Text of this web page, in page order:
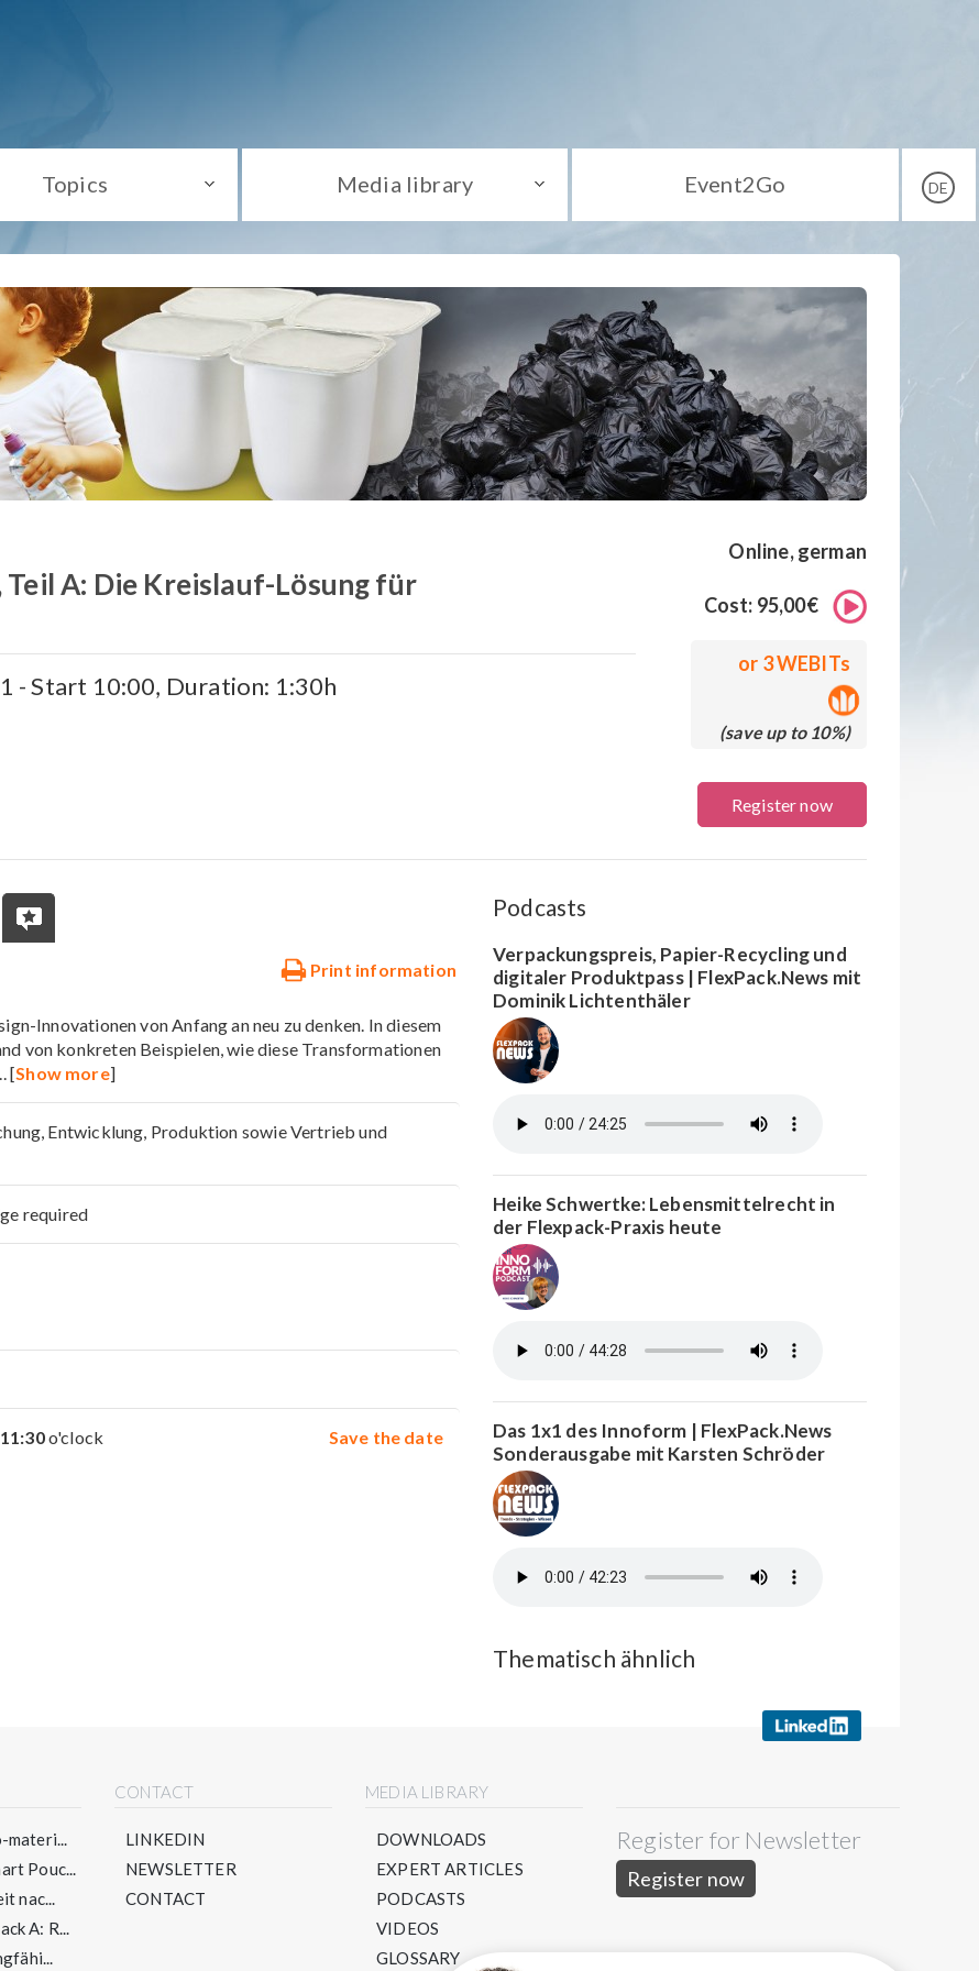
Topics Media library Event2Go DE
Teil A: Die Kreislauf-Lösung für
- Start 10:00, Duration: 1:30h
Online, german
Cost: 95,00€
or 3 WEBITs
(save up to 10%)
Register now
Print information
Innovationen von Anfang an neu zu denken. In diesem
von konkreten Beispielen, wie diese Transformationen
[Show more]
Entwicklung, Produktion sowie Vertrieb und
required
Save the date
11:30o'clock
Podcasts
Verpackungspreis, Papier-Recycling und
digitaler Produktpass | FlexPack.News mit
Dominik Lichtenthäler
Heike Schwertke: Lebensmittelrecht in
der Flexpack-Praxis heute
Das 1x1 des Innoform | FlexPack.News
Sonderausgabe mit Karsten Schröder
Thematisch ähnlich
materi...
Pouc...
nac...
A: R...
CONTACT
LINKEDIN
NEWSLETTER
CONTACT
MEDIA LIBRARY
DOWNLOADS
EXPERT ARTICLES
PODCASTS
VIDEOS
GLOSSARY
Register for Newsletter
Register now